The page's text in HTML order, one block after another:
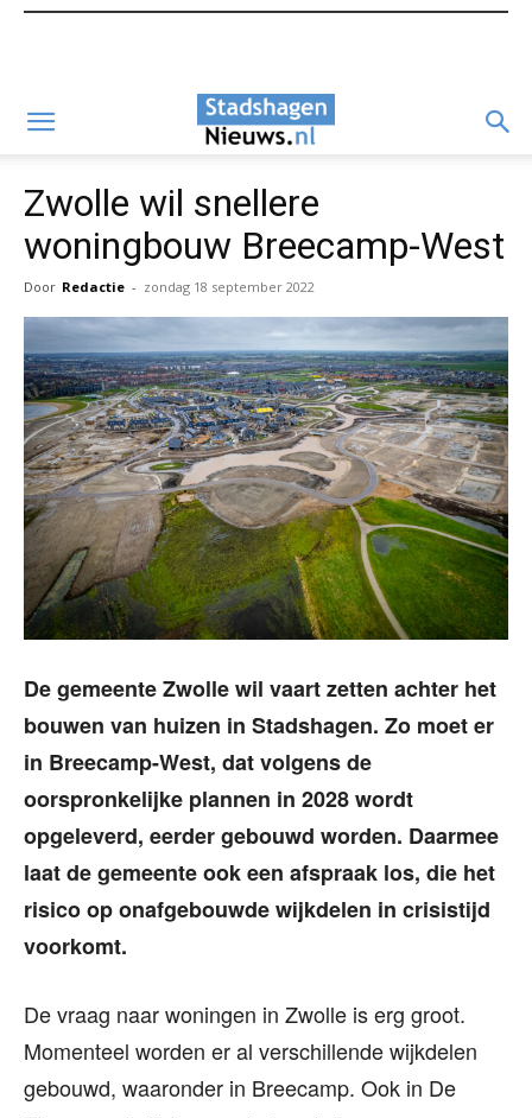
Zwolle wil snellere
woningbouw Breecamp-West
Door Redactie - zondag 18 september 2022
De gemeente Zwolle wil vaart zetten achter het
bouwen van huizen in Stadshagen. Zo moet er
in Breecamp-West, dat volgens de
oorspronkelijke plannen in 2028 wordt
opgeleverd, eerder gebouwd worden. Daarmee
laat de gemeente ook een afspraak los, die het
risico op onafgebouwde wijkdelen in crisistijd
voorkomt.
De vraag naar woningen in Zwolle is erg groot.
Momenteel worden er al verschillende wijkdelen
gebouwd, waaronder in Breecamp. Ook in De